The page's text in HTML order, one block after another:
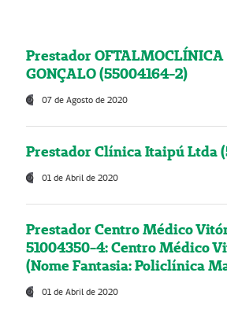
Prestador OFTALMOCLÍNICA
GONÇALO (55004164-2)
07 de Agosto de 2020
Prestador Clínica Itaipú Ltda
01 de Abril de 2020
Prestador Centro Médico
51004350-4: Centro Médico
(Nome Fantasia: Policlínica
01 de Abril de 2020